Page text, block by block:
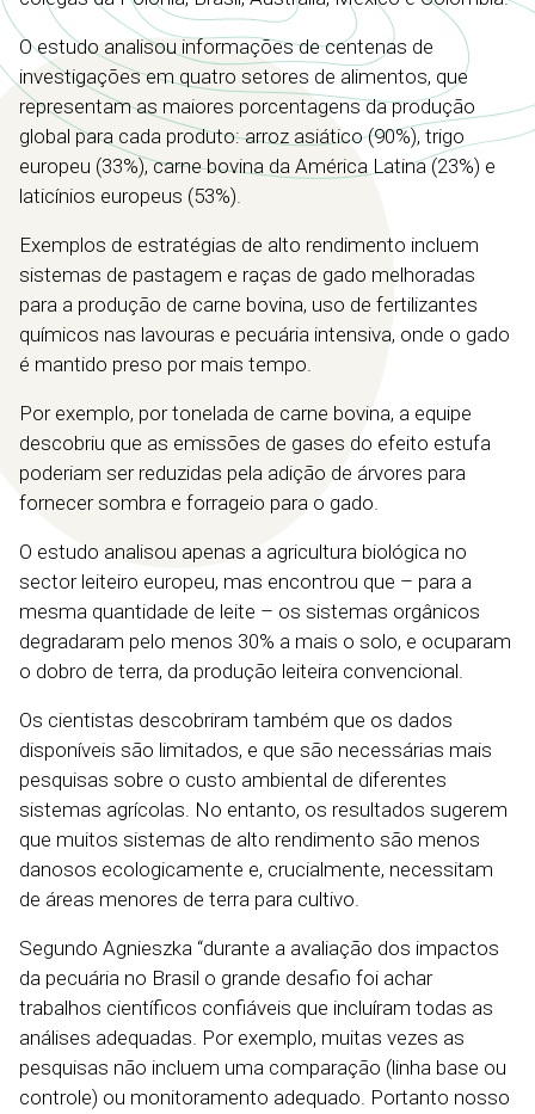
O estudo analisou informações de centenas de
investigações em quatro setores de alimentos, que
representam as maiores porcentagens da produção
global para cada produto: arroz asiático (90%), trigo
europeu (33%), carne bovina da América Latina (23%) e
laticínios europeus (53%).
Exemplos de estratégias de alto rendimento incluem
sistemas de pastagem e raças de gado melhoradas
para a produção de carne bovina, uso de fertilizantes
químicos nas lavouras e pecuária intensiva, onde o gado
é mantido preso por mais tempo.
Por exemplo, por tonelada de carne bovina, a equipe
descobriu que as emissões de gases do efeito estufa
poderiam ser reduzidas pela adição de árvores para
fornecer sombra e forrageio para o gado.
O estudo analisou apenas a agricultura biológica no
sector leiteiro europeu, mas encontrou que – para a
mesma quantidade de leite – os sistemas orgânicos
degradaram pelo menos 30% a mais o solo, e ocuparam
o dobro de terra, da produção leiteira convencional.
Os cientistas descobriram também que os dados
disponíveis são limitados, e que são necessárias mais
pesquisas sobre o custo ambiental de diferentes
sistemas agrícolas. No entanto, os resultados sugerem
que muitos sistemas de alto rendimento são menos
danosos ecologicamente e, crucialmente, necessitam
de áreas menores de terra para cultivo.
Segundo Agnieszka “durante a avaliação dos impactos
da pecuária no Brasil o grande desafio foi achar
trabalhos científicos confiáveis que incluíram todas as
análises adequadas. Por exemplo, muitas vezes as
pesquisas não incluem uma comparação (linha base ou
controle) ou monitoramento adequado. Portanto nosso